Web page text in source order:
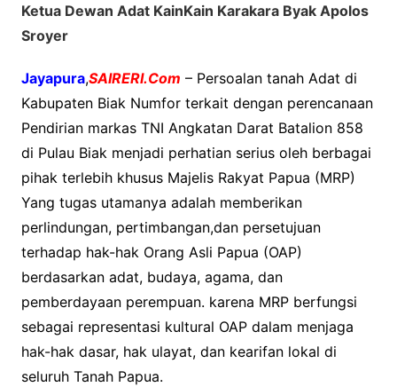
Ketua Dewan Adat KainKain Karakara Byak Apolos
Sroyer
Jayapura,SAIRERI.Com – Persoalan tanah Adat di
Kabupaten Biak Numfor terkait dengan perencanaan
Pendirian markas TNI Angkatan Darat Batalion 858
di Pulau Biak menjadi perhatian serius oleh berbagai
pihak terlebih khusus Majelis Rakyat Papua (MRP)
Yang tugas utamanya adalah memberikan
perlindungan, pertimbangan,dan persetujuan
terhadap hak-hak Orang Asli Papua (OAP)
berdasarkan adat, budaya, agama, dan
pemberdayaan perempuan. karena MRP berfungsi
sebagai representasi kultural OAP dalam menjaga
hak-hak dasar, hak ulayat, dan kearifan lokal di
seluruh Tanah Papua.